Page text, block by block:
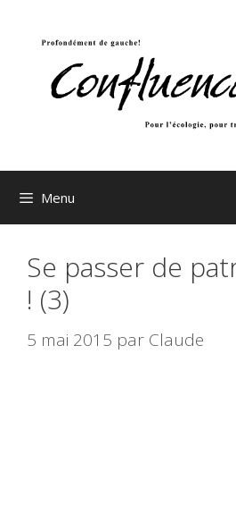
Menu
Se passer de
! (3)
5 mai 2015 par Claude